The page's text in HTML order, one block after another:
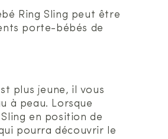
Ring Sling peut être
porte-bébés de
plus jeune, il vous
à peau. Lorsque
en position de
pourra découvrir le